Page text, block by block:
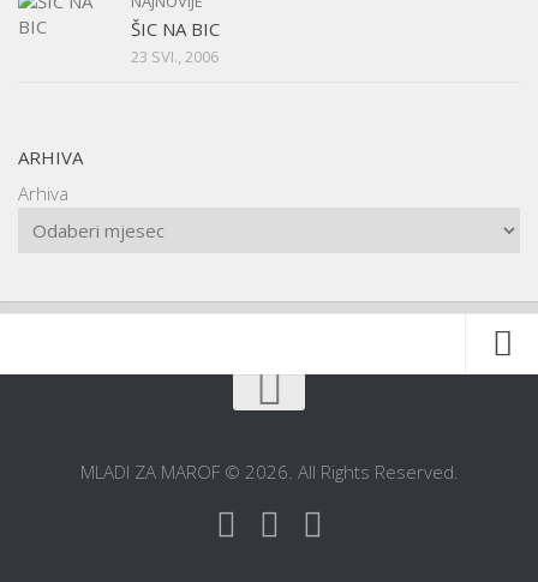
ŠIC NA BIC
23 SVI., 2006
ARHIVA
Arhiva
O gradu
MLADI ZA MAROF © 2026. All Rights Reserved.